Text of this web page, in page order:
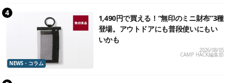
NEWS・コラム
1,490円で買える！“無印のミニ財布”3種
登場。アウトドアにも普段使いにもい
いかも
2026/08/05
CAMP HACK編集部